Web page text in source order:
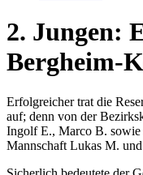
2. Jungen:
Bergheim-
Erfolgreicher trat die
auf; denn von der
Ingolf E., Marco B. sowie
Mannschaft Lukas M.